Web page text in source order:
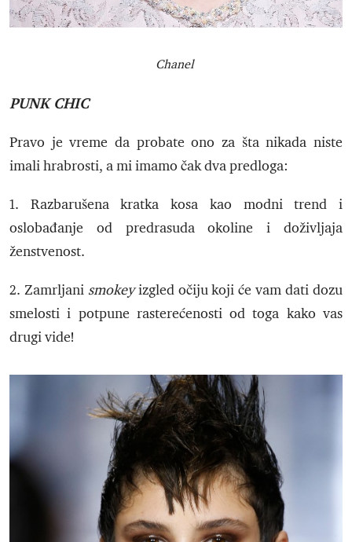
Chanel
PUNK CHIC
Pravo je vreme da probate ono za šta nikada niste
imali hrabrosti, a mi imamo čak dva predloga:
1. Razbarušena kratka kosa kao modni trend i
oslobađanje od predrasuda okoline i doživljaja
ženstvenost.
2. Zamrljani smokeyizgled očiju koji će vam dati dozu
smelosti i potpune rasterećenosti od toga kako vas
drugi vide!